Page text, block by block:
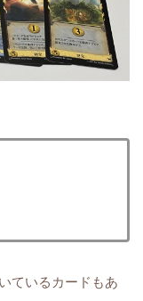
ているカードもあ